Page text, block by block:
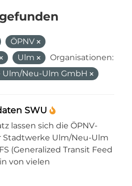
ÖPNV
Ulm
Organisationen:
Ulm/Neu-Ulm GmbH
SWU
lassen sich die ÖPNV-
Stadtwerke Ulm/Neu-Ulm
(Generalized Transit Feed
von vielen